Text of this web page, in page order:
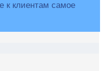
к клиентам самое